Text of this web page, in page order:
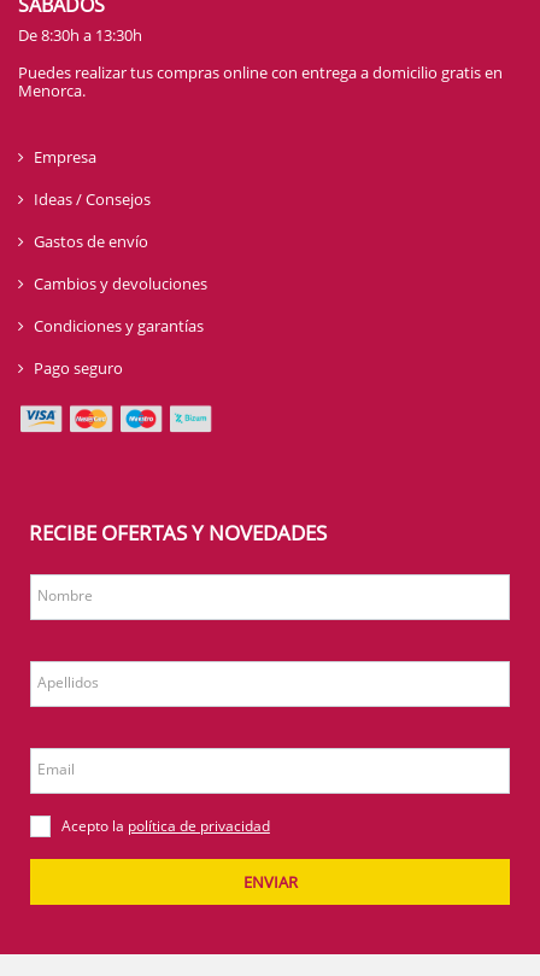
De 8:30h a 13:30h
Puedes realizar tus compras online con entrega a domicilio gratis en
Menorca.
Empresa
Ideas / Consejos
Gastos de envío
Cambios y devoluciones
Condiciones y garantías
Pago seguro
RECIBE OFERTAS Y NOVEDADES
Nombre
Apellidos
Email
Acepto la política de privacidad
ENVIAR